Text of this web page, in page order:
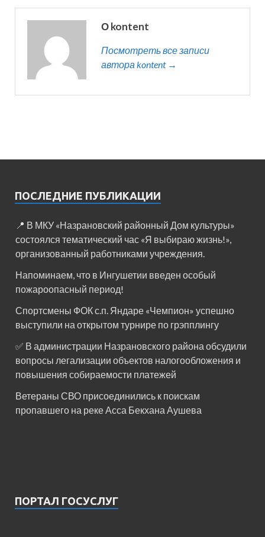
О kontent
Посмотреть все записи
автора kontent →
ПОСЛЕДНИЕ ПУБЛИКАЦИИ
📍 В МКУ «Назрановский районный Дом культуры»
состоялся тематический час «Я выбираю жизнь!»,
организованный работниками учреждения.
Напоминаем, что в Ингушетии введен особый
пожароопасный период!⁣⁣⠀
Спортсмены ФОК с.п. Яндаре «Чемпион» успешно
выступили на открытом турнире по грэпплингу
✅ В администрации Назрановского района обсудили
вопросы легализации объектов налогообложения и
повышения собираемости платежей
Ветераны СВО присоединились к поискам
пропавшего на реке Асса Бекхана Аушева
ПОРТАЛ ГОСУСЛУГ